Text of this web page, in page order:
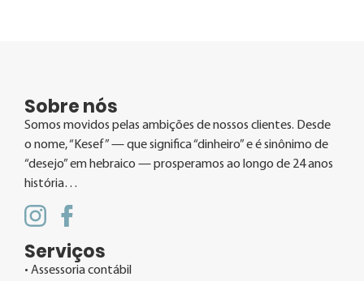
Sobre nós
Somos movidos pelas ambições de nossos clientes. Desde
o nome, “Kesef” — que significa “dinheiro” e é sinônimo de
“desejo” em hebraico — prosperamos ao longo de 24 anos
história…
Serviços
• Assessoria contábil